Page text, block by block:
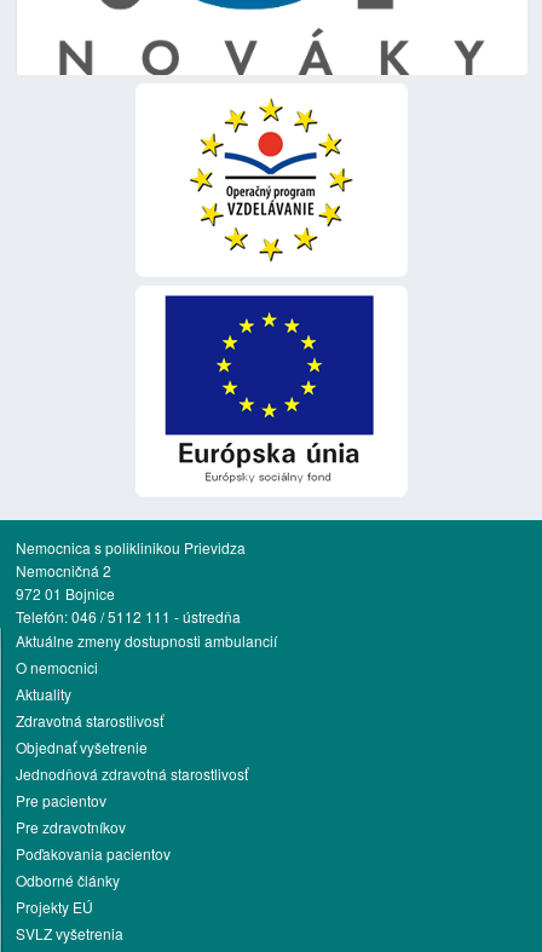
Nemocnica s poliklinikou Prievidza
Nemocničná 2
972 01 Bojnice
Telefón: 046 / 5112 111 - ústredňa
Aktuálne zmeny dostupnosti ambulancií
O nemocnici
Aktuality
Zdravotná starostlivosť
Objednať vyšetrenie
Jednodňová zdravotná starostlivosť
Pre pacientov
Pre zdravotníkov
Poďakovania pacientov
Odborné články
Projekty EÚ
SVLZ vyšetrenia